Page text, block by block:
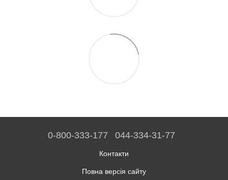
0-800-333-177 044-334-31-77
Контакти
Повна версія сайту